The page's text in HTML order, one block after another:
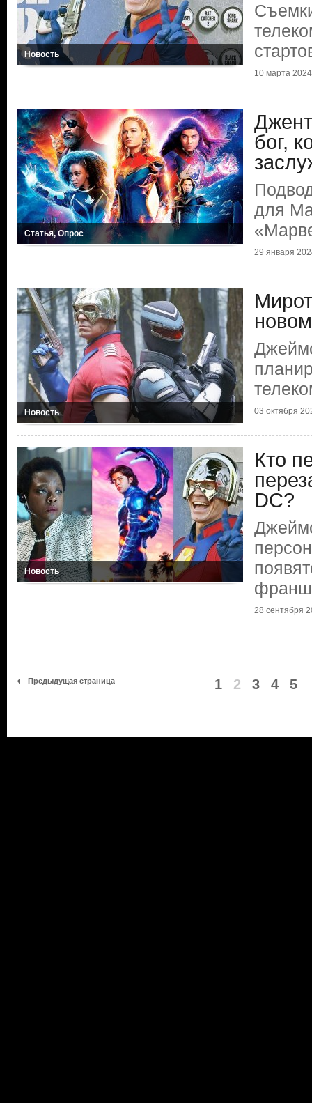
Новость
10 марта 2024
Статья, Опрос
бог,
для
29 января
Новость 03 октября
Новость
Кто
DC?
28 сентября
Предыдущая страница 1 2 3 4 5